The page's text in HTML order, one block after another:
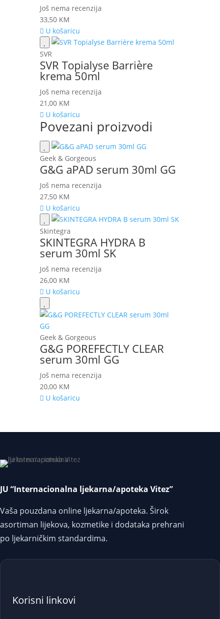
Još nema recenzija
33,50 KM
U košaricu
SVR
SVR Topialyse Barrière
krema 50ml
Još nema recenzija
21,00 KM
U košaricu
Povezani proizvodi
Geek & Gorgeous
G&G aPAD serum 30ml GG
Još nema recenzija
27,50 KM
U košaricu
Skintegra
SKINTEGRA HYDRA B
serum 30ml SK
Još nema recenzija
26,00 KM
U košaricu
Geek & Gorgeous
G&G POREFECTLY CLEAR
serum 30ml GG
Još nema recenzija
20,00 KM
U košaricu
JU “Internacionalna ljekarna/apoteka Vitez”
Vaša pouzdana online ljekarna/apoteka. Širok
asortiman lijekova, kozmetike i dodataka prehrani
po ljekarničkim standardima.
Korisni linkovi